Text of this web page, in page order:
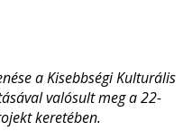
a Kisebbségi Kulturális
valósult meg a 22-
keretében.